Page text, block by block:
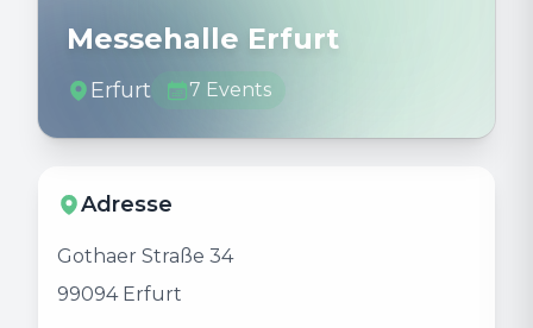
Messehalle Erfurt
Erfurt 7 Events
Adresse
Gothaer Straße 34
99094 Erfurt